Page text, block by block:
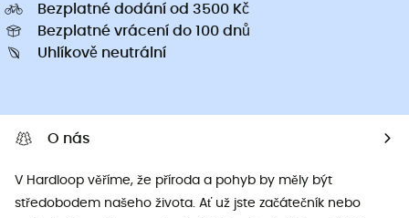
Bezplatné dodání od 3500 Kč
Bezplatné vrácení do 100 dnů
Uhlíkově neutrální
O nás
V Hardloop věříme, že příroda a pohyb by měly být
středobodem našeho života. Ať už jste začátečník nebo